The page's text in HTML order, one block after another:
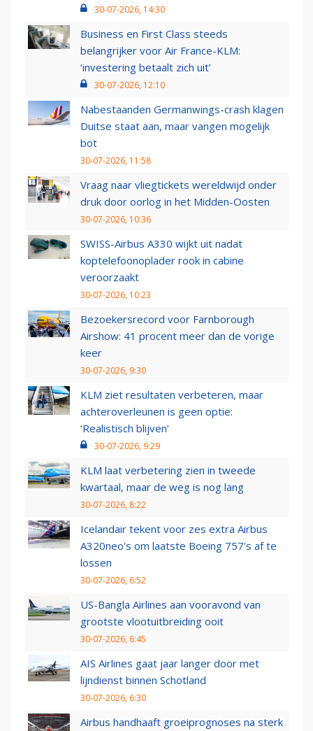
30-07-2026, 14:30
Business en First Class steeds
belangrijker voor Air France-KLM:
‘investering betaalt zich uit’
30-07-2026, 12:10
Nabestaanden Germanwings-crash klagen
Duitse staat aan, maar vangen mogelijk
bot
30-07-2026, 11:58
Vraag naar vliegtickets wereldwijd onder
druk door oorlog in het Midden-Oosten
30-07-2026, 10:36
SWISS-Airbus A330 wijkt uit nadat
koptelefoonoplader rook in cabine
veroorzaakt
30-07-2026, 10:23
Bezoekersrecord voor Farnborough
Airshow: 41 procent meer dan de vorige
keer
30-07-2026, 9:30
KLM ziet resultaten verbeteren, maar
achteroverleunen is geen optie:
‘Realistisch blijven’
30-07-2026, 9:29
KLM laat verbetering zien in tweede
kwartaal, maar de weg is nog lang
30-07-2026, 8:22
Icelandair tekent voor zes extra Airbus
A320neo's om laatste Boeing 757's af te
lossen
30-07-2026, 6:52
US-Bangla Airlines aan vooravond van
grootste vlootuitbreiding ooit
30-07-2026, 6:45
AIS Airlines gaat jaar langer door met
lijndienst binnen Schotland
30-07-2026, 6:30
Airbus handhaaft groeiprognoses na sterk